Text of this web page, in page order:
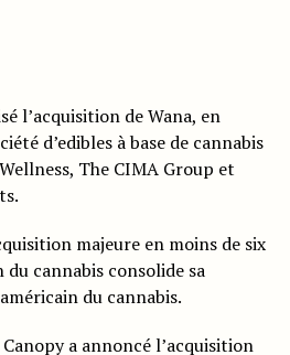
l’acquisition de Wana, en
d’edibles à base de cannabis
The CIMA Group et
majeure en moins de six
cannabis consolide sa
du cannabis.
a annoncé l’acquisition